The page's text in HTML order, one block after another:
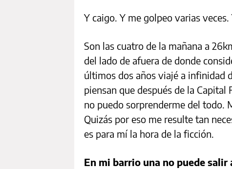
Y caigo. Y me golpeo varias veces.
Son las cuatro de la mañana a
del lado de afuera de donde
últimos dos años viajé a infinidad
piensan que después de la
no puedo sorprenderme del todo.
Quizás por eso me resulte tan
es para mí la hora de la ficción.
En mi barrio una no puede